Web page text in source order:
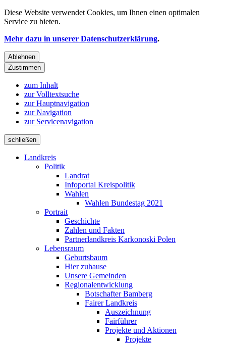
Diese Website verwendet Cookies, um Ihnen einen optimalen
Service zu bieten.
Mehr dazu in unserer Datenschutzerklärung.
Ablehnen
Zustimmen
zum Inhalt
zur Volltextsuche
zur Hauptnavigation
zur Navigation
zur Servicenavigation
schließen
Landkreis
Politik
Landrat
Infoportal Kreispolitik
Wahlen
Wahlen Bundestag 2021
Portrait
Geschichte
Zahlen und Fakten
Partnerlandkreis Karkonoski Polen
Lebensraum
Geburtsbaum
Hier zuhause
Unsere Gemeinden
Regionalentwicklung
Botschafter Bamberg
Fairer Landkreis
Auszeichnung
Fairführer
Projekte und Aktionen
Projekte